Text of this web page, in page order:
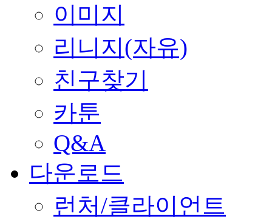
이미지
리니지(자유)
친구찾기
카툰
Q&A
다운로드
런처/클라이언트